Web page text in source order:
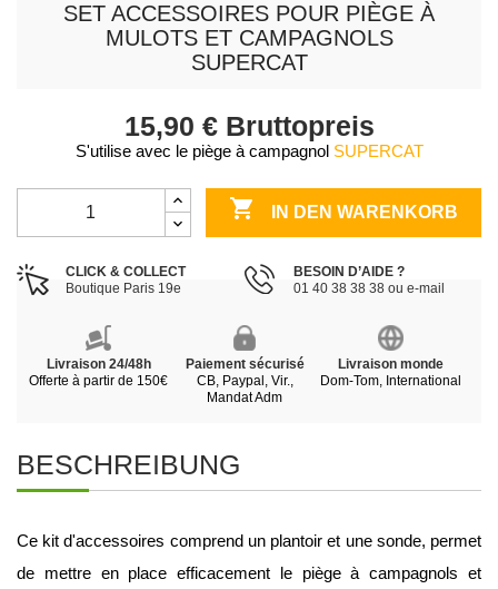
SET ACCESSOIRES POUR PIÈGE À
MULOTS ET CAMPAGNOLS
SUPERCAT
15,90 € Bruttopreis
S'utilise avec le piège à campagnol SUPERCAT
 IN DEN WARENKORB
CLICK & COLLECT
Boutique Paris 19e
BESOIN D’AIDE ?
01 40 38 38 38 ou e-mail
Livraison 24/48h
Offerte à partir de 150€
Paiement sécurisé
CB, Paypal, Vir.,
Mandat Adm
Livraison monde
Dom-Tom, International
BESCHREIBUNG
Ce kit d'accessoires comprend un plantoir et une sonde, permet
de mettre en place efficacement le piège à campagnols et